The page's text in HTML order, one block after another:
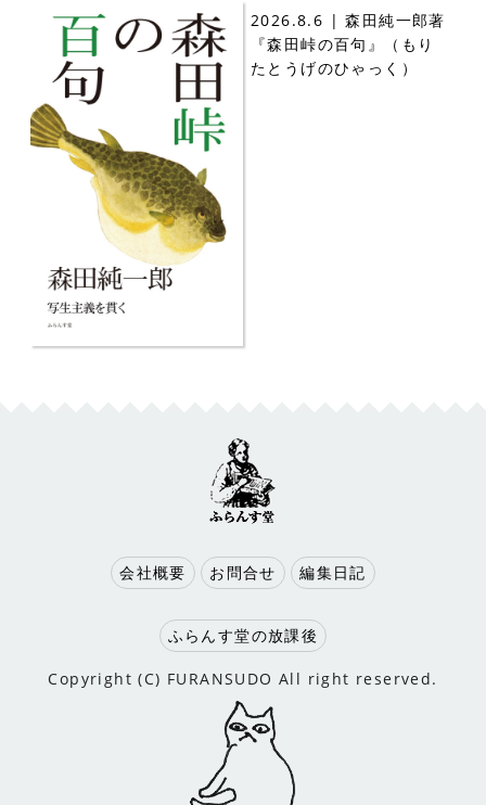
2026.8.6 | 森田純一郎著
『森田峠の百句』（もり
たとうげのひゃっく）
会社概要 お問合せ 編集日記
ふらんす堂の放課後
Copyright (C) FURANSUDO All right reserved.